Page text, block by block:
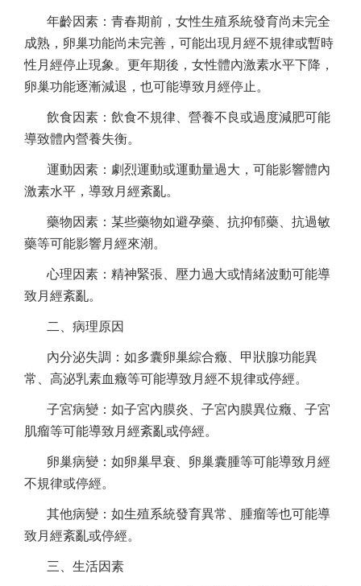
年齡因素：青春期前，女性生殖系統發育尚未完全
成熟，卵巢功能尚未完善，可能出現月經不規律或暫時
性月經停止現象。更年期後，女性體內激素水平下降，
卵巢功能逐漸減退，也可能導致月經停止。
飲食因素：飲食不規律、營養不良或過度減肥可能
導致體內營養失衡。
運動因素：劇烈運動或運動量過大，可能影響體內
激素水平，導致月經紊亂。
藥物因素：某些藥物如避孕藥、抗抑郁藥、抗過敏
藥等可能影響月經來潮。
心理因素：精神緊張、壓力過大或情緒波動可能導
致月經紊亂。
二、病理原因
內分泌失調：如多囊卵巢綜合癥、甲狀腺功能異
常、高泌乳素血癥等可能導致月經不規律或停經。
子宮病變：如子宮內膜炎、子宮內膜異位癥、子宮
肌瘤等可能導致月經紊亂或停經。
卵巢病變：如卵巢早衰、卵巢囊腫等可能導致月經
不規律或停經。
其他病變：如生殖系統發育異常、腫瘤等也可能導
致月經紊亂或停經。
三、生活因素